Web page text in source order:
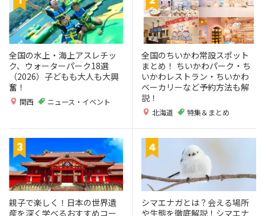
全国の水上・海上アスレチッ
ク、ウォーターパーク18選
（2026）子どもも大人も大興
奮！
関西 ニュース・イベント
全国のちいかわ常設スポット
まとめ！ ちいかわパーク・ち
いかわレストラン・ちいかわ
ベーカリーなど予約方法も解
説！
北海道 特集＆まとめ
親子で楽しく！日本の世界遺
産を深く学べるおすすめコー
シマエナガとは？会える場所
や生態を徹底解説！シマエナ